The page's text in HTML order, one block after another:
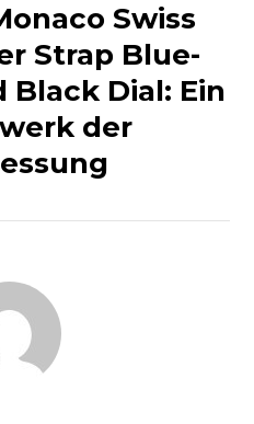
Swiss
Strap Blue-
Black Dial: Ein
der